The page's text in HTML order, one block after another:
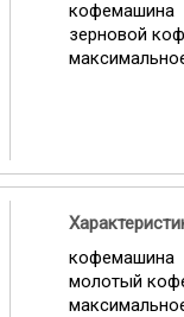
кофемашина
зерновой
кофемашина
молотый